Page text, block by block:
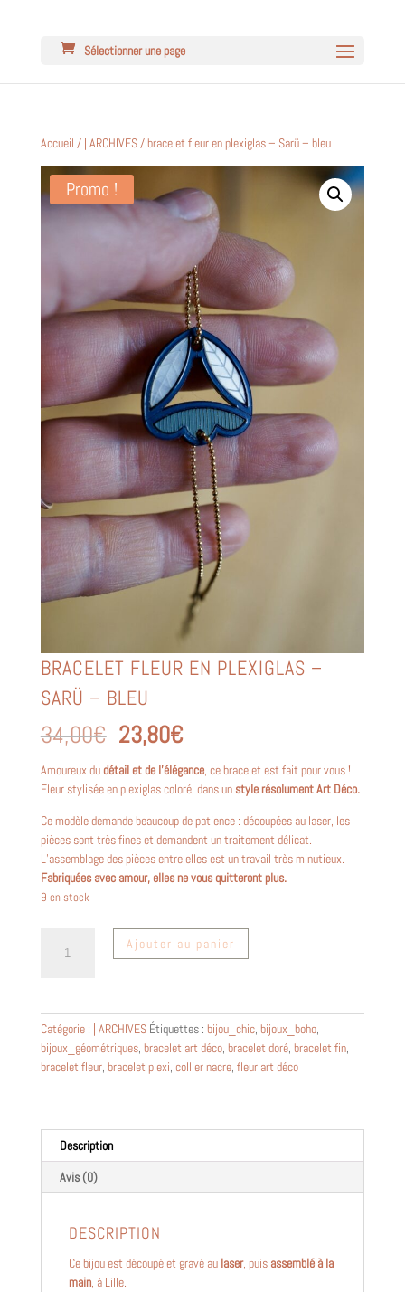
Sélectionner une page
Accueil / | ARCHIVES/ bracelet fleur en plexiglas – Sarü – bleu
Promo !
BRACELET FLEUR EN PLEXIGLAS –
SARÜ – BLEU
34,00€ Le
prix
initial
était :
34,00€.
23,80€Le
actuel
est :
23,80€.
Amoureux dudétail et de l’élégance, ce bracelet est fait pour vous !
Fleur stylisée en plexiglas coloré, dans un style résolument Art Déco.
Ce modèle demande beaucoup de patience : découpées au laser, les
pièces sont très fines et demandent un traitement délicat.
L’assemblage des pièces entre elles est un travail très minutieux.
Fabriquées avec amour, elles ne vous quitteront plus.
9 en stock
en
plexiglas
-
Sarü
Ajouter au panier
Catégorie : | ARCHIVES Étiquettes : bijou_chic, bijoux_boho,
bijoux_géométriques, bracelet art déco, bracelet doré, bracelet fin,
bracelet fleur, bracelet plexi, collier nacre, fleur art déco
Description
Avis (0)
DESCRIPTION
Ce bijou est découpé et gravé au laser, puis assemblé à la
main, à Lille.